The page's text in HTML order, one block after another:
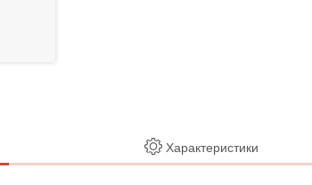
Характеристики